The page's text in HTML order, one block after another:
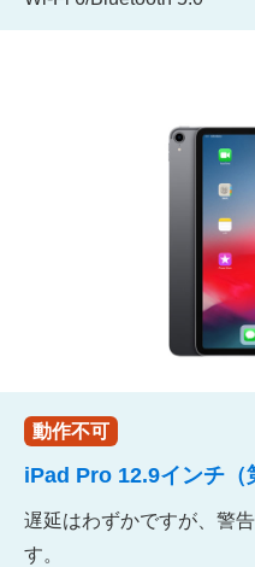
動作不可
iPad Pro 12.9インチ（
遅延はわずかですが、警
す。